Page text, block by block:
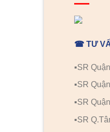
☎ TƯ
▪️SR
▪️SR
▪️SR
▪️SR